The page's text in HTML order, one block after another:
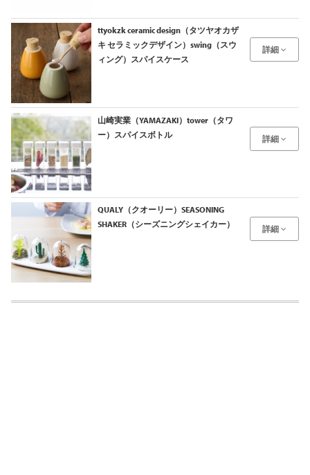
ttyokzk ceramic design（タツヤオカザ
キ セラミックデザイン）swing（スウ
ィング）スパイスケース
詳細
山崎実業（YAMAZAKI）tower（タワ
ー）スパイスボトル
詳細
QUALY（クオーリー）SEASONING
SHAKER（シーズニングシェイカー）
詳細